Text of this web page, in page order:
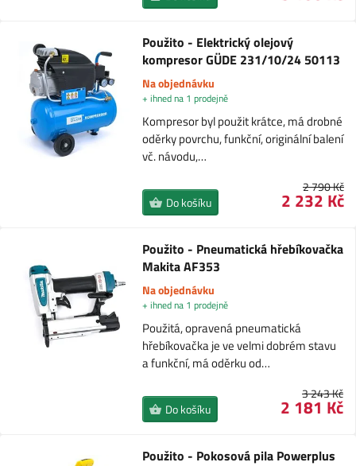
Použito - Elektrický olejový
kompresor GÜDE 231/10/24 50113
Na objednávku
+ ihned na 1 prodejně
Kompresor byl použit krátce, má drobné
oděrky povrchu, funkční, originální balení
vč. návodu,…
2 790 Kč
2 232 Kč
Do košíku
Použito - Pneumatická hřebíkovačka
Makita AF353
Na objednávku
+ ihned na 1 prodejně
Použitá, opravená pneumatická
hřebíkovačka je ve velmi dobrém stavu
a funkční, má oděrku od…
3 243 Kč
2 181 Kč
Do košíku
Použito - Pokosová pila Powerplus